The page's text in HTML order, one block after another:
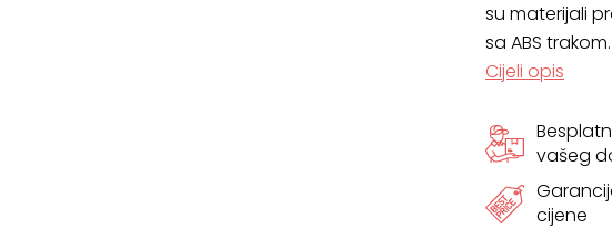
20
x
35
cm
količina
su materijali
sa ABS trakom.
Cijeli opis
vašeg
cijene